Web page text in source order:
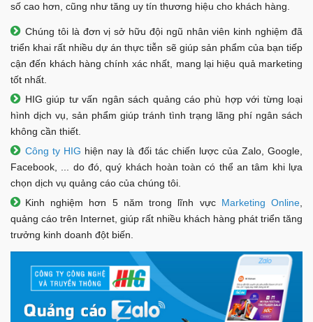
số cao hơn, cũng như tăng uy tín thương hiệu cho khách hàng.
Chúng tôi là đơn vị sở hữu đội ngũ nhân viên kinh nghiệm đã
triển khai rất nhiều dự án thực tiễn sẽ giúp sản phẩm của bạn tiếp
cận đến khách hàng chính xác nhất, mang lại hiệu quả marketing
tốt nhất.
HIG giúp tư vấn ngân sách quảng cáo phù hợp với từng loại
hình dịch vụ, sản phẩm giúp tránh tình trạng lãng phí ngân sách
không cần thiết.
Công ty HIG hiện nay là đối tác chiến lược của Zalo, Google,
Facebook, ... do đó, quý khách hoàn toàn có thể an tâm khi lựa
chọn dịch vụ quảng cáo của chúng tôi.
Kinh nghiệm hơn 5 năm trong lĩnh vực Marketing Online
quảng cáo trên Internet, giúp rất nhiều khách hàng phát triển tăng
trưởng kinh doanh đột biến.